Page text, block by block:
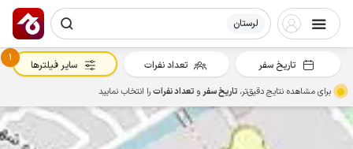
لرستان
تاریخ سفر تعداد نفرات
1
سایر فیلترها
برای مشاهده نتایج دقیق‌تر، تاریخ سفرو تعداد نفراترا انتخاب نمایید